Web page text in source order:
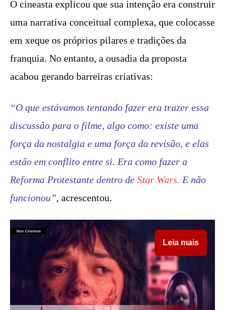
O cineasta explicou que sua intenção era construir
uma narrativa conceitual complexa, que colocasse
em xeque os próprios pilares e tradições da
franquia. No entanto, a ousadia da proposta
acabou gerando barreiras criativas:
“O que estávamos tentando fazer era trazer essa
discussão para o filme, algo como: existe uma
força da nostalgia e uma força da revisão, e elas
estão em conflito entre si. Era como fazer a
Reforma Protestante dentro de Star Wars. E não
funcionou”, acrescentou.
Leia mais